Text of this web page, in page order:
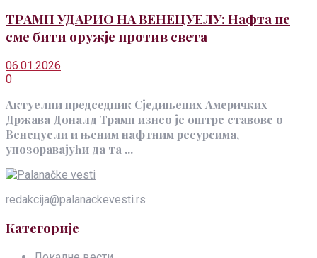
ТРАМП УДАРИО НА ВЕНЕЦУЕЛУ: Нафта не
сме бити оружје против света
06.01.2026
0
Актуелни председник Сједињених Америчких
Држава Доналд Трамп изнео је оштре ставове о
Венецуели и њеним нафтним ресурсима,
упозоравајући да та ...
redakcija@palanackevesti.rs
Категорије